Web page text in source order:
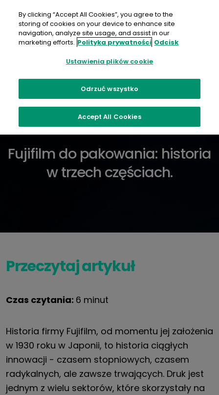
treści
Analog. Cyfrowy.
Zrównoważony.
Fujifilm do pakowania: historia
w trzech częściach.
Przeczytaj artykuł
Czas czytania: 6 minut
Historia firmy Fujifilm, od momentu jej założenia
w 1930 roku w Japonii, to historia ciągłych
innowacji - czasem stopniowych, czasem
radykalnych, ale zawsze trwających. Druk jest
jednym z wielu sektorów, które skorzystały na
By clicking “Accept All Cookies”, you agree to the
storing of cookies on your device to enhance site
navigation, analyze site usage, and assist in our
marketing efforts. Polityka prywatności Odcisk
Ustawienia plików cookie
Odrzuć wszystko
Accept All Cookies